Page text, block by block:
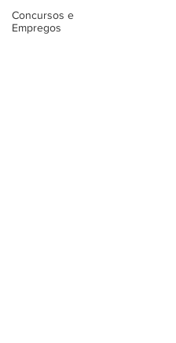
Concursos e
Empregos